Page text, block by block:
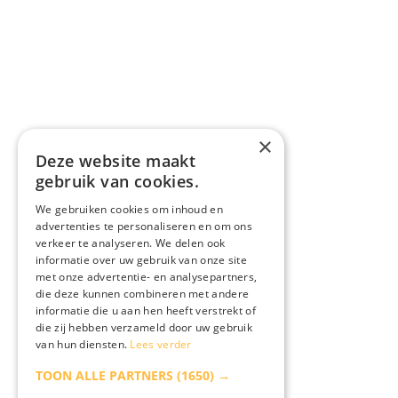
×
Deze website maakt
gebruik van cookies.
We gebruiken cookies om inhoud en
advertenties te personaliseren en om ons
verkeer te analyseren. We delen ook
informatie over uw gebruik van onze site
met onze advertentie- en analysepartners,
die deze kunnen combineren met andere
informatie die u aan hen heeft verstrekt of
die zij hebben verzameld door uw gebruik
van hun diensten. Lees verder
TOON ALLE PARTNERS (1650) →